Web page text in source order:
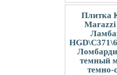
Плитка
Marazzi
темный
темно-